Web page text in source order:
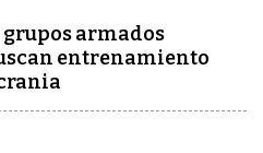
grupos armados
entrenamiento